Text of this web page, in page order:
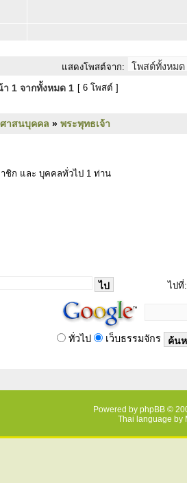
แสดงโพสต์จาก:
า 1 จากทั้งหมด 1 [ 6 โพสต์ ]
าสนบุคคล » พระพุทธเจ้า
ชิก และ บุคคลทั่วไป 1 ท่าน
ไปที่:
ทั่วไป เว็บธรรมจักร
Powered by phpBB ©
Thai language by